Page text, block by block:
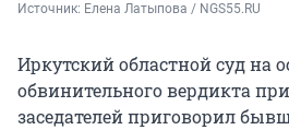
Источник: Елена Латыпова / NGS55.RU
Иркутский областной суд на
обвинительного вердикта
заседателей приговорил